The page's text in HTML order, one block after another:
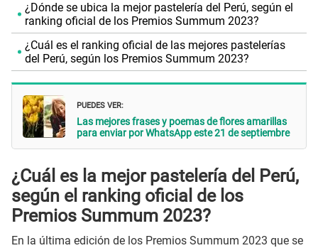
¿Dónde se ubica la mejor pastelería del Perú, según el
ranking oficial de los Premios Summum 2023?
¿Cuál es el ranking oficial de las mejores pastelerías
del Perú, según los Premios Summum 2023?
PUEDES VER:
Las mejores frases y poemas de flores amarillas
para enviar por WhatsApp este 21 de septiembre
¿Cuál es la mejor pastelería del Perú,
según el ranking oficial de los
Premios Summum 2023?
En la última edición de los Premios Summum 2023 que se